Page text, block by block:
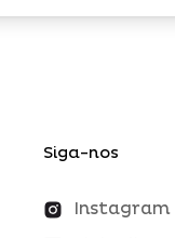
Siga-nos
Instagram